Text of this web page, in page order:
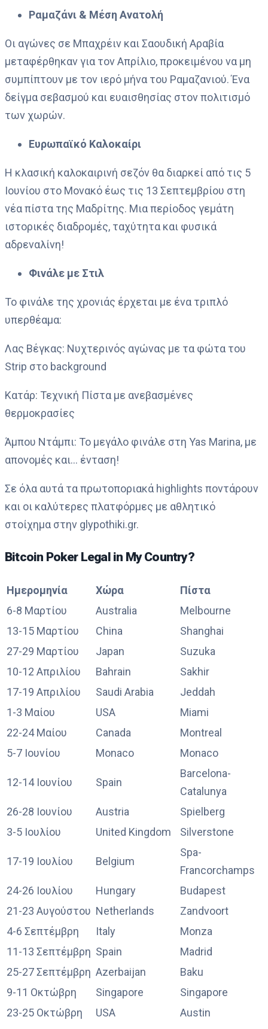
Ραμαζάνι & Μέση Ανατολή
Οι αγώνες σε Μπαχρέιν και Σαουδική Αραβία
μεταφέρθηκαν για τον Απρίλιο, προκειμένου να μη
συμπίπτουν με τον ιερό μήνα του Ραμαζανιού. Ένα
δείγμα σεβασμού και ευαισθησίας στον πολιτισμό
των χωρών.
Ευρωπαϊκό Καλοκαίρι
Η κλασική καλοκαιρινή σεζόν θα διαρκεί από τις 5
Ιουνίου στο Μονακό έως τις 13 Σεπτεμβρίου στη
νέα πίστα της Μαδρίτης. Μια περίοδος γεμάτη
ιστορικές διαδρομές, ταχύτητα και φυσικά
αδρεναλίνη!
Φινάλε με Στιλ
Το φινάλε της χρονιάς έρχεται με ένα τριπλό
υπερθέαμα:
Λας Βέγκας: Νυχτερινός αγώνας με τα φώτα του
Strip στο background
Κατάρ: Τεχνική Πίστα με ανεβασμένες
θερμοκρασίες
Άμπου Ντάμπι: Το μεγάλο φινάλε στη Yas Marina, με
απονομές και… ένταση!
Σε όλα αυτά τα πρωτοποριακά highlights ποντάρουν
και οι καλύτερες πλατφόρμες με αθλητικό
στοίχημα στην glypothiki.gr.
Bitcoin Poker Legal in My Country?
Ημερομηνία Χώρα
Πίστα
6-8 Μαρτίου
Australia
Melbourne
13-15 Μαρτίου
China
Shanghai
27-29 Μαρτίου
Japan
Suzuka
10-12 Απριλίου
Bahrain
Sakhir
17-19 Απριλίου
Saudi Arabia
Jeddah
1-3 Μαίου
USA
Miami
22-24 Μαίου
Canada
Montreal
5-7 Ιουνίου
Monaco Monaco
12-14 Ιουνίου Spain
Barcelona-
Catalunya
26-28 Ιουνίου
Austria
Spielberg
3-5 Ιουλίου
United Kingdom Silverstone
17-19 Ιουλίου Belgium
Spa-
Francorchamps
24-26 Ιουλίου
Hungary
Budapest
21-23 Αυγούστου Netherlands
Zandvoort
4-6 Σεπτέμβρη
Italy
Monza
11-13 Σεπτέμβρη Spain
Madrid
25-27 Σεπτέμβρη Azerbaijan
Baku
9-11 Οκτώβρη
Singapore
Singapore
23-25 Οκτώβρη
USA
Austin